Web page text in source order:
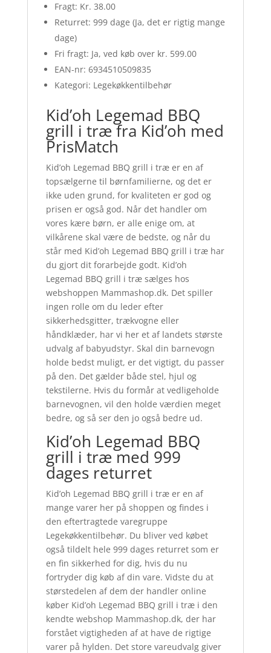
Fragt: Kr. 38.00
Returret: 999 dage (Ja, det er rigtig mange
dage)
Fri fragt: Ja, ved køb over kr. 599.00
EAN-nr: 6934510509835
Kategori: Legekøkkentilbehør
Kid’oh Legemad BBQ
grill i træ fra Kid’oh med
PrisMatch
Kid’oh Legemad BBQ grill i træ er en af
topsælgerne til børnfamilierne, og det er
ikke uden grund, for kvaliteten er god og
prisen er også god. Når det handler om
vores kære børn, er alle enige om, at
vilkårene skal være de bedste, og når du
står med Kid’oh Legemad BBQ grill i træ har
du gjort dit forarbejde godt. Kid’oh
Legemad BBQ grill i træ sælges hos
webshoppen Mammashop.dk. Det spiller
ingen rolle om du leder efter
sikkerhedsgitter, trækvogne eller
håndklæder, har vi her et af landets største
udvalg af babyudstyr. Skal din barnevogn
holde bedst muligt, er det vigtigt, du passer
på den. Det gælder både stel, hjul og
tekstilerne. Hvis du formår at vedligeholde
barnevognen, vil den holde værdien meget
bedre, og så ser den jo også bedre ud.
Kid’oh Legemad BBQ
grill i træ med 999
dages returret
Kid’oh Legemad BBQ grill i træ er en af
mange varer her på shoppen og findes i
den eftertragtede varegruppe
Legekøkkentilbehør. Du bliver ved købet
også tildelt hele 999 dages returret som er
en fin sikkerhed for dig, hvis du nu
fortryder dig køb af din vare. Vidste du at
størstedelen af dem der handler online
køber Kid’oh Legemad BBQ grill i træ i den
kendte webshop Mammashop.dk, der har
forstået vigtigheden af at have de rigtige
varer på hylden. Det store vareudvalg giver